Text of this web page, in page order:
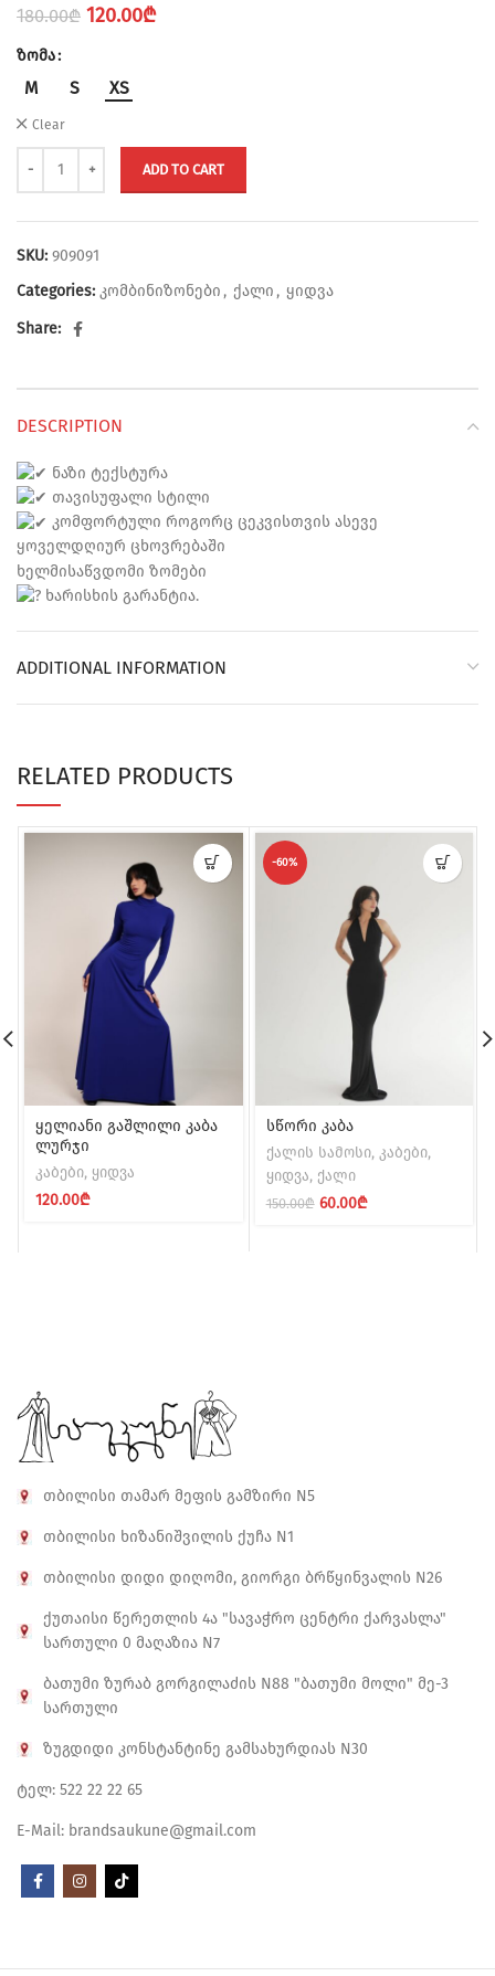
180.00₾ Original
180.00₾.
120.00₾Current
ზომა
M S XS
Clear
ADD TO CART
SKU: 909091
Categories: კომბინიზონები , ქალი , ყიდვა
Share:
DESCRIPTION
ნაზი ტექსტურა
თავისუფალი სტილი
კომფორტული როგორც ცეკვისთვის ასევე
ყოველდღიურ ცხოვრებაში
ხელმისაწვდომი ზომები
ხარისხის გარანტია.
ADDITIONAL INFORMATION
RELATED PRODUCTS
ყელიანი გაშლილი კაბა
ლურჯი
კაბები, ყიდვა
120.00₾
-60%
სწორი კაბა
ქალის სამოსი, კაბები,
ყიდვა, ქალი
150.00₾ Original
60.00₾Current
თბილისი თამარ მეფის გამზირი N5
თბილისი ხიზანიშვილის ქუჩა N1
თბილისი დიდი დიღომი, გიორგი ბრწყინვალის N26
ქუთაისი წერეთლის 4ა "სავაჭრო ცენტრი ქარვასლა"
სართული 0 მაღაზია N7
ბათუმი ზურაბ გორგილაძის N88 "ბათუმი მოლი" მე-3
სართული
ზუგდიდი კონსტანტინე გამსახურდიას N30
ტელ: 522 22 22 65
E-Mail: brandsaukune@gmail.com